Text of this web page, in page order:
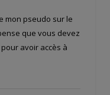
mon pseudo sur le
que vous devez
avoir accès à